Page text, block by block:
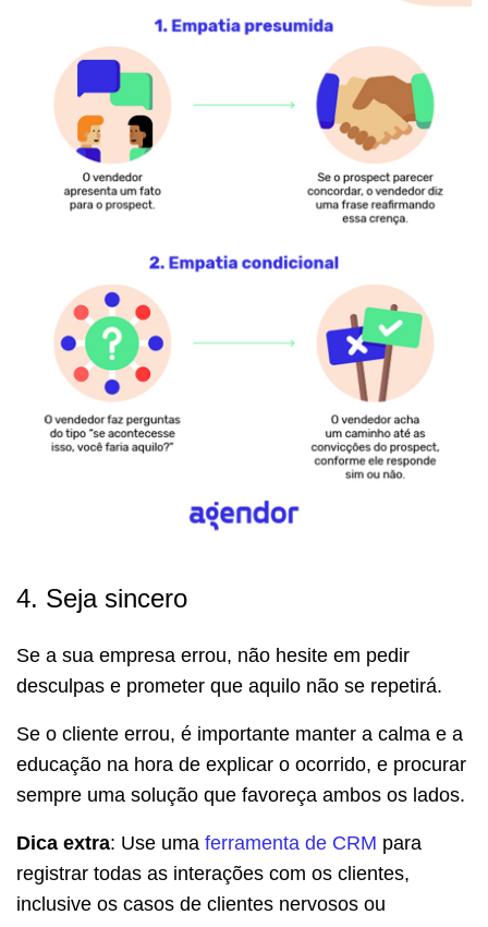
4. Seja sincero
Se a sua empresa errou, não hesite em pedir
desculpas e prometer que aquilo não se repetirá.
Se o cliente errou, é importante manter a calma e a
educação na hora de explicar o ocorrido, e procurar
sempre uma solução que favoreça ambos os lados.
Dica extra: Use uma ferramenta de CRM para
registrar todas as interações com os clientes,
inclusive os casos de clientes nervosos ou